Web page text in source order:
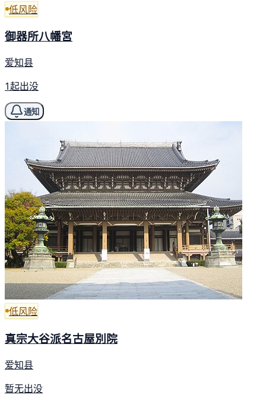
低风险
御器所八幡宮
爱知县
1起出没
通知
低风险
真宗大谷派名古屋別院
爱知县
暂无出没